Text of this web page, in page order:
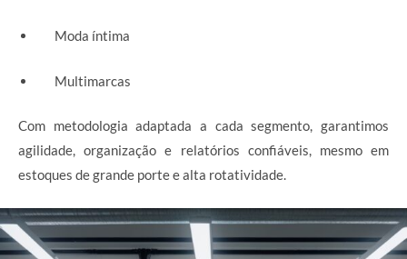
Moda íntima
Multimarcas
Com metodologia adaptada a cada segmento, garantimos
agilidade, organização e relatórios confiáveis, mesmo em
estoques de grande porte e alta rotatividade.